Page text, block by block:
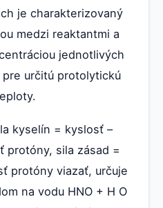
je charakterizovaný
medzi reaktantmi a
jednotlivých
určitú protolytickú
kyselín = kyslosť –
protóny, sila zásad =
protóny viazať, určuje
na vodu HNO + H O